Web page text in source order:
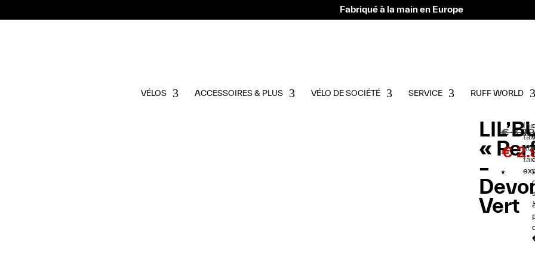
Fabriqué à la main en Europe
VÉLOS ACCESSOIRES & PLUS VÉLO DE SOCIÉTÉ SERVICE RUFF WORLD
«
–
Vert
€
€
*